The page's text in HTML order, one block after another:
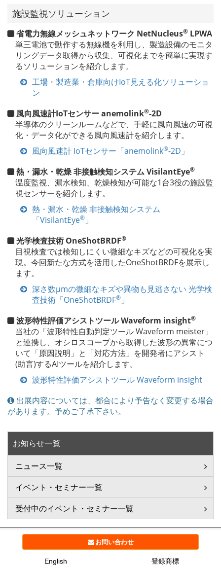
施設監視ソリューション
省電力無線メッシュネットワーク NetNucleus® LPWA
単三電池で動作する無線機を利用し、製造設備のモニタ
リングデータ取得から収集、可視化までを簡単に実現す
るソリューションを紹介します。
工場・製造業・倉庫向けIoT見える化ソリューショ
ン
風向風速計IoTセンサー anemolink®-2D
半導体のクリーンルームなどで、手軽に風向風速の可視
化・データ化ができる風向風速計を紹介します。
風向風速計 IoTセンサー「anemolink®-2D」
熱・漏水・乾燥 非接触検知システム VisilantEye®
温度監視、漏水検知、乾燥検知が可能な1台3役の施設監
視センサーを紹介します。
熱・漏水・乾燥 非接触検知システム
「VisilantEye® 」
光学検査技術 OneShotBRDF®
目視検査では検知しにくい微細なキズなどの可視化を実
現。今回新たな方式を活用したOneShotBRDFを展示し
ます。
深さ数μmの微細なキズや異物も見逃さない 光学検
査技術「OneShotBRDF® 」
波形特性評価アシストツール Waveform insight®
当社の「波形特性自動判定ツール Waveform meister」
と連携し、オシロスコープから取得した波形の異常につ
いて「原因説明」と「対応方法」を開発者にアシスト
(助言)するAIツールを紹介します。
波形特性評価アシストツール Waveform insight
出展内容については、都合により予告なく変更する場合
があります。予めご了承下さい。
お知らせ一覧
ニュース一覧
イベント・セミナー一覧
受付中のイベント・セミナー一覧
お問い合わせ
English 登録商標